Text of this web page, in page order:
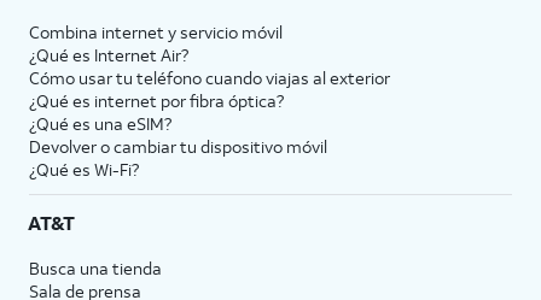
Combina internet y servicio móvil
¿Qué es Internet Air?
Cómo usar tu teléfono cuando viajas al exterior
¿Qué es internet por fibra óptica?
¿Qué es una eSIM?
Devolver o cambiar tu dispositivo móvil
¿Qué es Wi-Fi?
AT&T
Busca una tienda
Sala de prensa